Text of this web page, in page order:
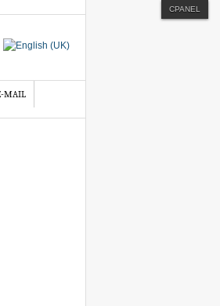
MAIL
CPANEL